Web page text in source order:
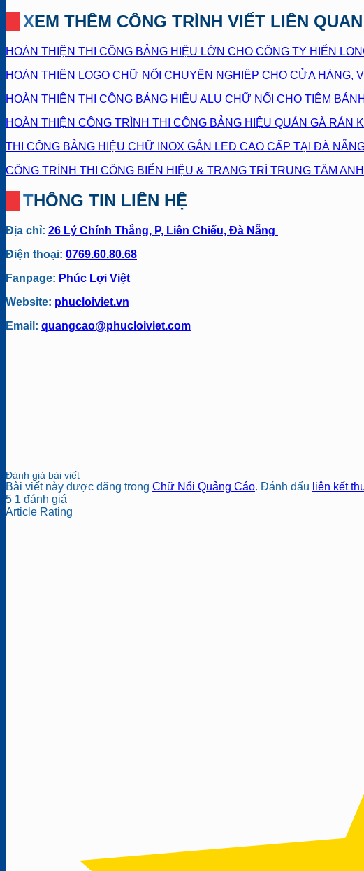
XEM THÊM CÔNG TRÌNH VIẾT LIÊN QUAN
HOÀN THIỆN THI CÔNG BẢNG HIỆU LỚN CHO CÔNG TY HIỂN
HOÀN THIỆN LOGO CHỮ NỔI CHUYÊN NGHIỆP CHO CỬA HÀNG,
HOÀN THIỆN THI CÔNG BẢNG HIỆU ALU CHỮ NỔI CHO TIỆM
HOÀN THIỆN CÔNG TRÌNH THI CÔNG BẢNG HIỆU QUÁN GÀ RÁN
THI CÔNG BẢNG HIỆU CHỮ INOX GẮN LED CAO CẤP TẠI ĐÀ
CÔNG TRÌNH THI CÔNG BIỂN HIỆU & TRANG TRÍ TRUNG TÂM
THÔNG TIN LIÊN HỆ
Địa chỉ: 26 Lý Chính Thắng, P, Liên Chiểu, Đà Nẵng
Điện thoại: 0769.60.80.68
Fanpage: Phúc Lợi Việt
Website: phucloiviet.vn
Email: quangcao@phucloiviet.com
Đánh giá bài viết
Bài viết này được đăng trong Chữ Nổi Quảng Cáo. Đánh dấu liên kết
5 1 đánh giá
Article Rating